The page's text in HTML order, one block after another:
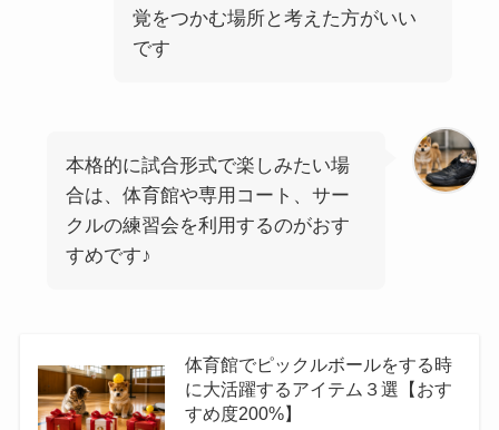
覚をつかむ場所と考えた方がいい
です
本格的に試合形式で楽しみたい場
合は、体育館や専用コート、サー
クルの練習会を利用するのがおす
すめです♪
体育館でピックルボールをする時
に大活躍するアイテム３選【おす
すめ度200%】